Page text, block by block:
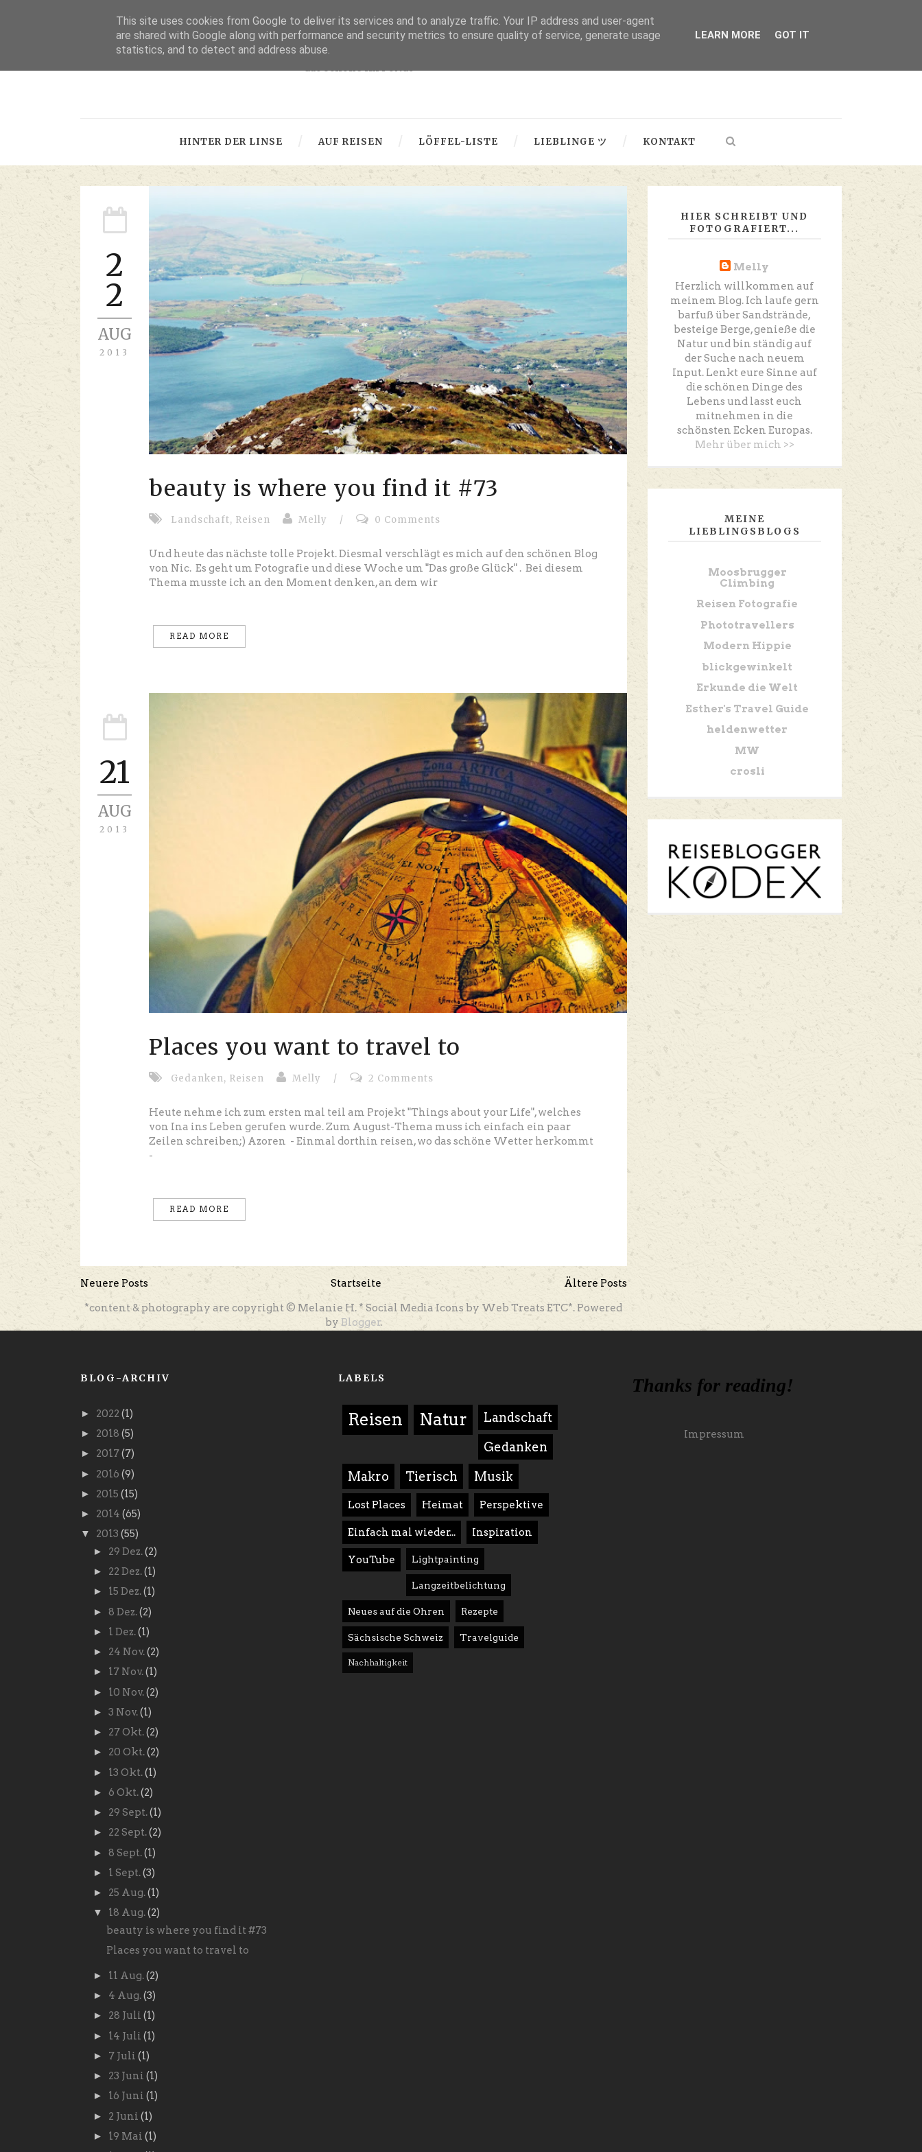
thru lensed eyes
HINTER DER LINSE AUF REISEN LÖFFEL-LISTE LIEBLINGE ツ KONTAKT
2
2
AUG
2013
beauty is where you find it #73
Landschaft, Reisen Melly / 0 Comments
Und heute das nächste tolle Projekt. Diesmal verschlägt es mich auf den schönen Blog
von Nic. Es geht um Fotografie und diese Woche um "Das große Glück" . Bei diesem
Thema musste ich an den Moment denken, an dem wir
READ MORE
21
AUG
2013
Places you want to travel to
Gedanken, Reisen Melly / 2 Comments
Heute nehme ich zum ersten mal teil am Projekt "Things about your Life", welches
von Ina ins Leben gerufen wurde. Zum August-Thema muss ich einfach ein paar
Zeilen schreiben;) Azoren - Einmal dorthin reisen, wo das schöne Wetter herkommt
-
READ MORE
Neuere Posts Ältere Posts
Startseite
*content & photography are copyright © Melanie H. * Social Media Icons by Web Treats ETC*. Powered
by Blogger.
HIER SCHREIBT UND
FOTOGRAFIERT...
Melly
Herzlich willkommen auf
meinem Blog. Ich laufe gern
barfuß über Sandstrände,
besteige Berge, genieße die
Natur und bin ständig auf
der Suche nach neuem
Input. Lenkt eure Sinne auf
die schönen Dinge des
Lebens und lasst euch
mitnehmen in die
schönsten Ecken Europas.
Mehr über mich >>
MEINE
LIEBLINGSBLOGS
Moosbrugger
Climbing
Reisen Fotografie
Phototravellers
Modern Hippie
blickgewinkelt
Erkunde die Welt
Esther's Travel Guide
heldenwetter
MW
crosli
BLOG-ARCHIV
► 2022 (1)
► 2018 (5)
► 2017(7)
► 2016 (9)
► 2015 (15)
► 2014 (65)
▼ 2013 (55)
► 29 Dez.(2)
► 22 Dez.(1)
► 15 Dez.(1)
► 8 Dez.(2)
► 1 Dez.(1)
► 24 Nov.(2)
► 17 Nov.(1)
► 10 Nov.(2)
► 3 Nov.(1)
► 27 Okt.(2)
► 20 Okt.(2)
► 13 Okt.(1)
► 6 Okt.(2)
► 29 Sept.(1)
► 22 Sept.(2)
► 8 Sept.(1)
► 1 Sept.(3)
► 25 Aug.(1)
▼ 18 Aug.(2)
beauty is where you find it #73
Places you want to travel to
► 11 Aug.(2)
► 4 Aug.(3)
► 28 Juli (1)
► 14 Juli (1)
► 7 Juli (1)
► 23 Juni (1)
► 16 Juni (1)
► 2 Juni (1)
► 19 Mai (1)
LABELS
Reisen Natur Landschaft
Gedanken
Makro Tierisch Musik
Lost Places Heimat Perspektive
Einfach mal wieder... Inspiration
YouTube Lightpainting
Langzeitbelichtung
Neues auf die Ohren Rezepte
Sächsische Schweiz Travelguide
Nachhaltigkeit
Thanks for reading!
Impressum
This site uses cookies from Google to deliver its services and to analyze traffic. Your IP address and user-agent
are shared with Google along with performance and security metrics to ensure quality of service, generate usage
statistics, and to detect and address abuse.
LEARN MORE GOT IT